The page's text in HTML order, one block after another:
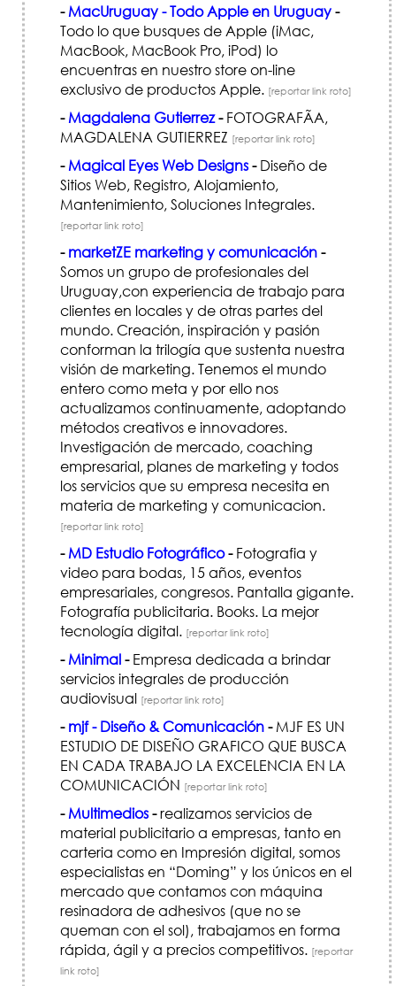
- MacUruguay - Todo Apple en Uruguay-
Todo lo que busques de Apple (iMac,
MacBook, MacBook Pro, iPod) lo
encuentras en nuestro store on-line
exclusivo de productos Apple. [reportar link roto]
- Magdalena Gutierrez-FOTOGRAFÃ­A,
MAGDALENA GUTIERREZ [reportar link roto]
- Magical Eyes Web Designs-Diseño de
Sitios Web, Registro, Alojamiento,
Mantenimiento, Soluciones Integrales.
[reportar link roto]
- marketZE marketing y comunicación-
Somos un grupo de profesionales del
Uruguay,con experiencia de trabajo para
clientes en locales y de otras partes del
mundo. Creación, inspiración y pasión
conforman la trilogía que sustenta nuestra
visión de marketing. Tenemos el mundo
entero como meta y por ello nos
actualizamos continuamente, adoptando
métodos creativos e innovadores.
Investigación de mercado, coaching
empresarial, planes de marketing y todos
los servicios que su empresa necesita en
materia de marketing y comunicacion.
[reportar link roto]
- MD Estudio Fotográfico-Fotografia y
video para bodas, 15 años, eventos
empresariales, congresos. Pantalla gigante.
Fotografía publicitaria. Books. La mejor
tecnología digital. [reportar link roto]
- Minimal-Empresa dedicada a brindar
servicios integrales de producción
audiovisual [reportar link roto]
- mjf - Diseño & Comunicación-MJF ES UN
ESTUDIO DE DISEÑO GRAFICO QUE BUSCA
EN CADA TRABAJO LA EXCELENCIA EN LA
COMUNICACIÓN [reportar link roto]
- Multimedios-realizamos servicios de
material publicitario a empresas, tanto en
carteria como en Impresión digital, somos
especialistas en “Doming” y los únicos en el
mercado que contamos con máquina
resinadora de adhesivos (que no se
queman con el sol), trabajamos en forma
rápida, ágil y a precios competitivos. [reportar
link roto]